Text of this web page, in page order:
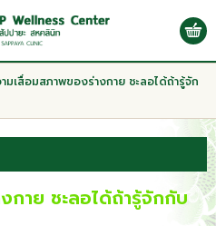
TH
Register
มเสื่อมสภาพของร่างกาย ชะลอได้ถ้ารู้จัก
กาย ชะลอได้ถ้ารู้จักกับ